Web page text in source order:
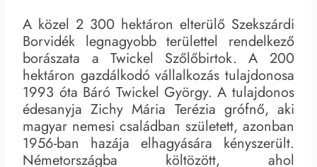
A közel 2 300 hektáron elterülő Szekszárdi
Borvidék legnagyobb területtel rendelkező
borászata a Twickel Szőlőbirtok. A 200
hektáron gazdálkodó vállalkozás tulajdonosa
1993 óta Báró Twickel György. A tulajdonos
édesanyja Zichy Mária Terézia grófnő, aki
magyar nemesi családban született, azonban
1956-ban hazája elhagyására kényszerült.
Németországba költözött, ahol